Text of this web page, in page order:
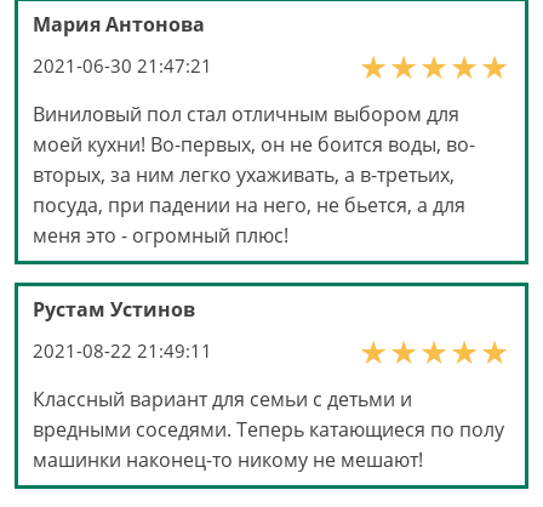
Мария Антонова
2021-06-30 21:47:21
Виниловый пол стал отличным выбором для
моей кухни! Во-первых, он не боится воды, во-
вторых, за ним легко ухаживать, а в-третьих,
посуда, при падении на него, не бьется, а для
меня это - огромный плюс!
Рустам Устинов
2021-08-22 21:49:11
Классный вариант для семьи с детьми и
вредными соседями. Теперь катающиеся по полу
машинки наконец-то никому не мешают!